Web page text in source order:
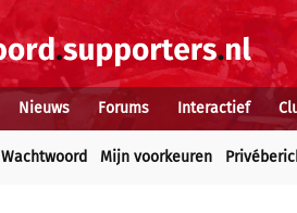
Nieuws Forums Interactief
Wachtwoord Mijn voorkeuren